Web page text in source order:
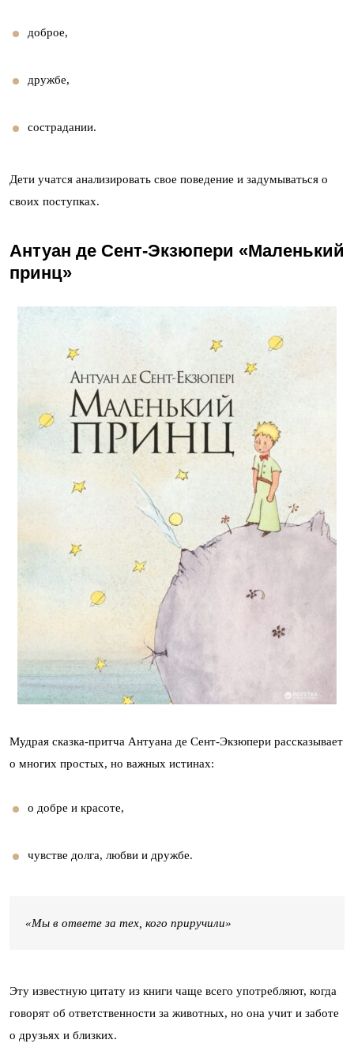
доброе,
дружбе,
сострадании.
Дети учатся анализировать свое поведение и задумываться о
своих поступках.
Антуан де Сент-Экзюпери «Маленький
принц»
Мудрая сказка-притча Антуана де Сент-Экзюпери рассказывает
о многих простых, но важных истинах:
о добре и красоте,
чувстве долга, любви и дружбе.
«Мы в ответе за тех, кого приручили»
Эту известную цитату из книги чаще всего употребляют, когда
говорят об ответственности за животных, но она учит и заботе
о друзьях и близких.